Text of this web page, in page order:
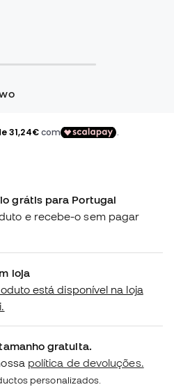
grátis para Portugal
e recebe-o sem pagar
loja
está disponível na loja
gratuita.
política de devoluções.
personalizados.